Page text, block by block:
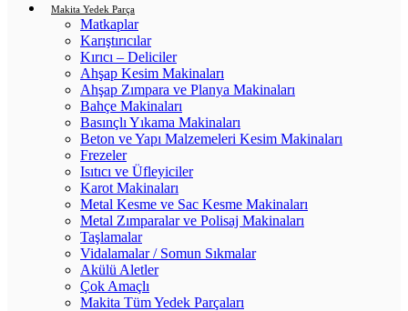
Makita Yedek Parça
Matkaplar
Karıştırıcılar
Kırıcı – Deliciler
Ahşap Kesim Makinaları
Ahşap Zımpara ve Planya Makinaları
Bahçe Makinaları
Basınçlı Yıkama Makinaları
Beton ve Yapı Malzemeleri Kesim Makinaları
Frezeler
Isıtıcı ve Üfleyiciler
Karot Makinaları
Metal Kesme ve Sac Kesme Makinaları
Metal Zımparalar ve Polisaj Makinaları
Taşlamalar
Vidalamalar / Somun Sıkmalar
Akülü Aletler
Çok Amaçlı
Makita Tüm Yedek Parçaları